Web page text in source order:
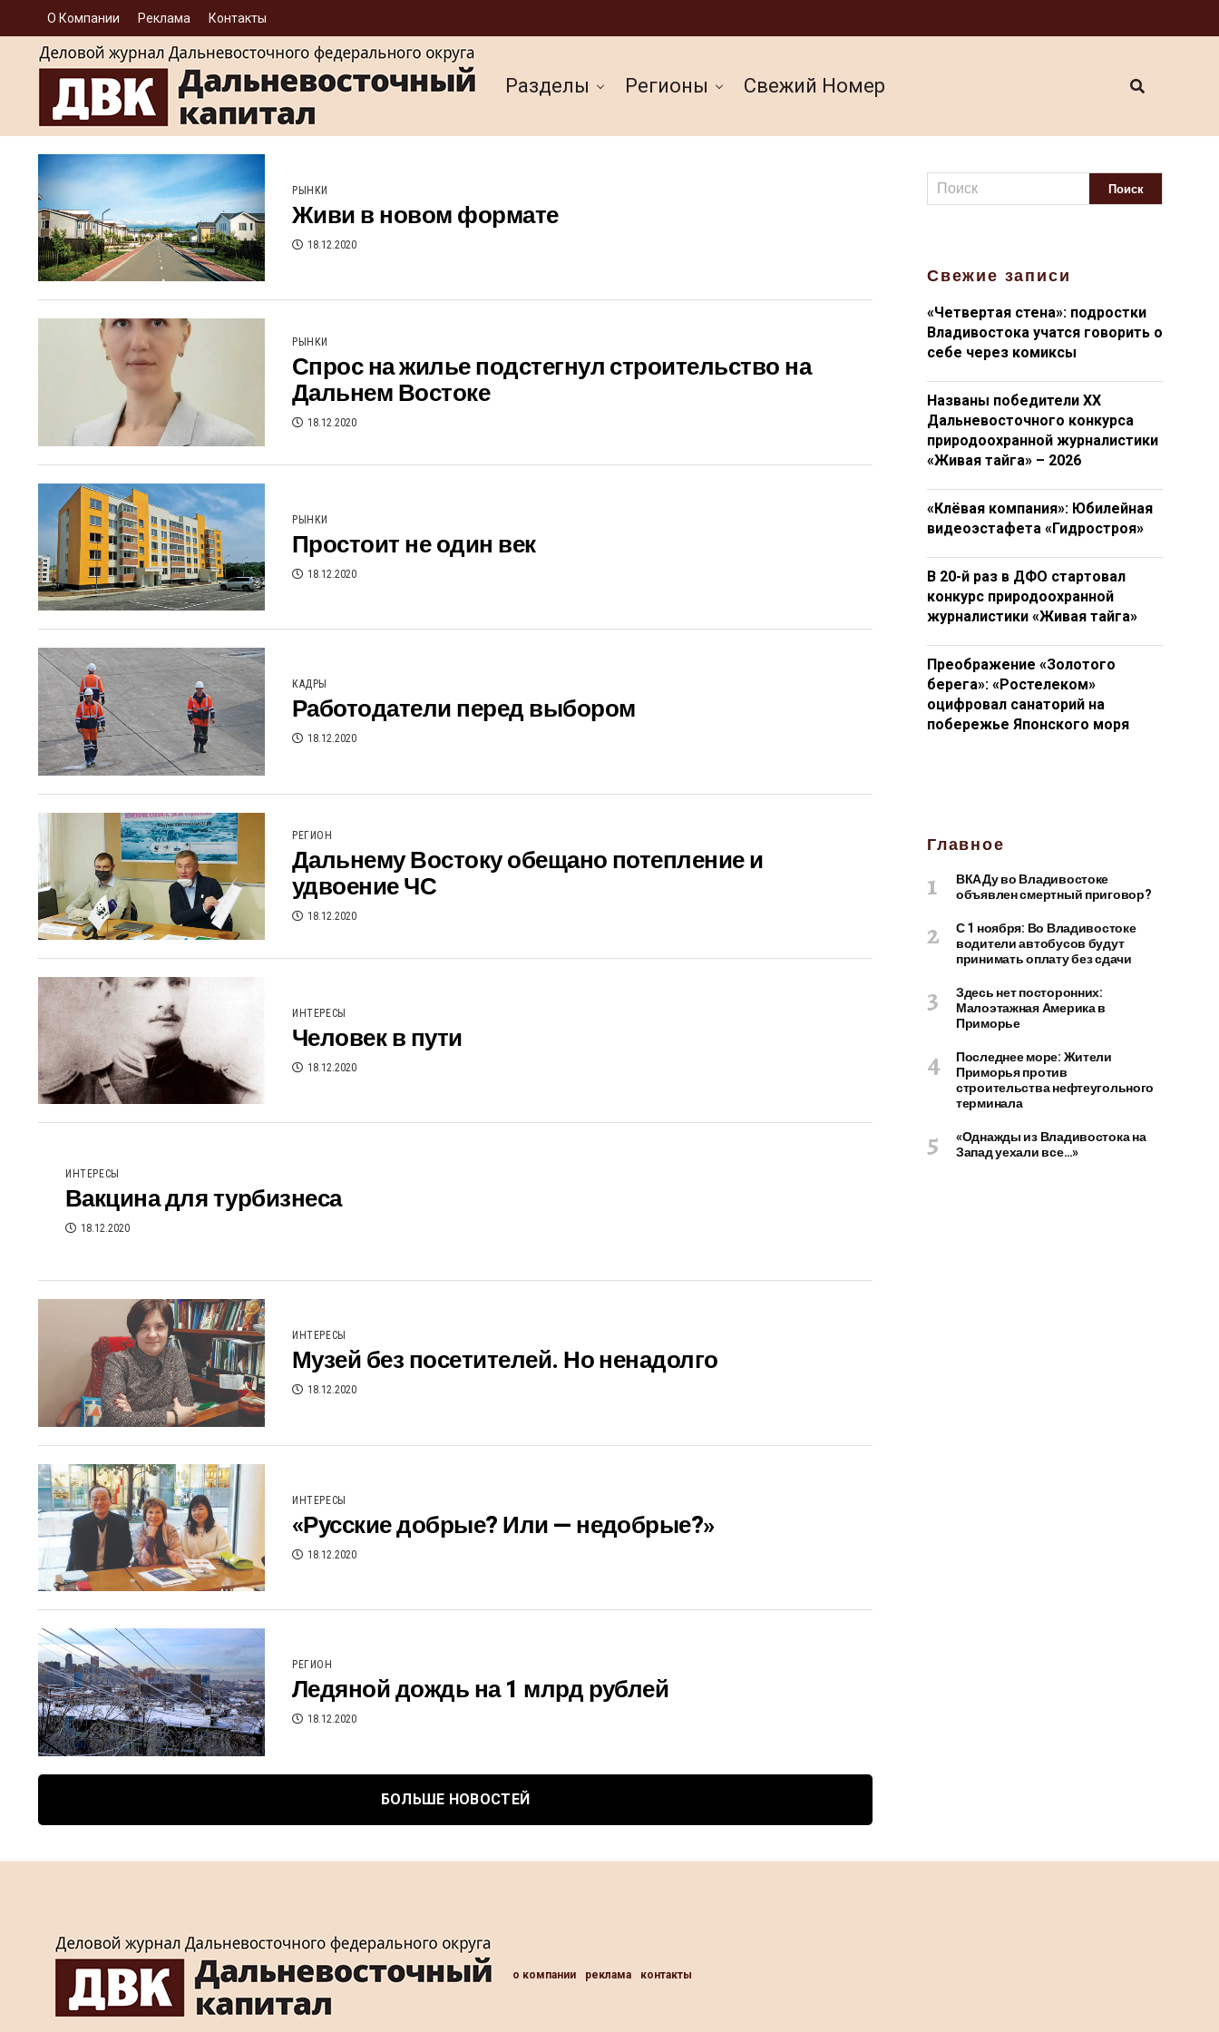
О Компании Реклама Контакты
Разделы Регионы Cвежий Номер
РЫНКИ
Живи в новом формате
18.12.2020
РЫНКИ
Спрос на жилье подстегнул строительство на
Дальнем Востоке
18.12.2020
РЫНКИ
Простоит не один век
18.12.2020
КАДРЫ
Работодатели перед выбором
18.12.2020
РЕГИОН
Дальнему Востоку обещано потепление и
удвоение ЧС
18.12.2020
ИНТЕРЕСЫ
Человек в пути
18.12.2020
ИНТЕРЕСЫ
Вакцина для турбизнеса
18.12.2020
ИНТЕРЕСЫ
Музей без посетителей. Но ненадолго
18.12.2020
ИНТЕРЕСЫ
«Русские добрые? Или — недобрые?»
18.12.2020
РЕГИОН
Ледяной дождь на 1 млрд рублей
18.12.2020
БОЛЬШЕ НОВОСТЕЙ
Свежие записи
«Четвертая стена»: подростки
Владивостока учатся говорить о
себе через комиксы
Названы победители XX
Дальневосточного конкурса
природоохранной журналистики
«Живая тайга» – 2026
«Клёвая компания»: Юбилейная
видеоэстафета «Гидростроя»
В 20-й раз в ДФО стартовал
конкурс природоохранной
журналистики «Живая тайга»
Преображение «Золотого
берега»: «Ростелеком»
оцифровал санаторий на
побережье Японского моря
Главное
ВКАДу во Владивостоке
объявлен смертный приговор?
С 1 ноября: Во Владивостоке
водители автобусов будут
принимать оплату без сдачи
Здесь нет посторонних:
Малоэтажная Америка в
Приморье
Последнее море: Жители
Приморья против
строительства нефтеугольного
терминала
«Однажды из Владивостока на
Запад уехали все…»
о компании реклама контакты